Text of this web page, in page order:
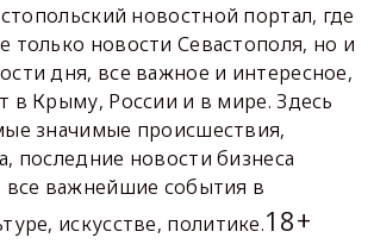
новостной портал, где
только новости Севастополя, но и
дня, все важное и интересное,
в Крыму, России и в мире. Здесь
значимые происшествия,
последние новости бизнеса
важнейшие события в
искусстве, политике.18+